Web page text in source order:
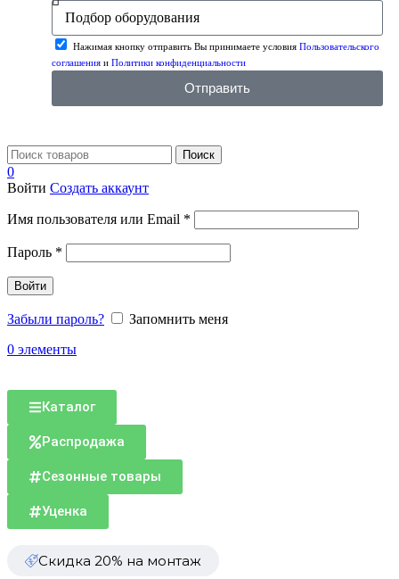
Нажимая кнопку отправить Вы принимаете условия Пользовательского
соглашения и Политики конфиденциальности
Отправить
Поиск
0
Войти Создать аккаунт
Имя пользователя или Email *
Пароль *
Войти
Забыли пароль?
Запомнить меня
0 элементы
Каталог
Распродажа
Сезонные товары
Уценка
Скидка 20% на монтаж